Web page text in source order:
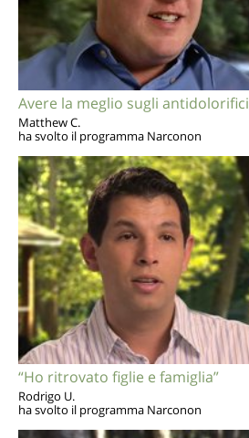
Avere la meglio sugli antidolorifici
Matthew C.
ha svolto il programma Narconon
“Ho ritrovato figlie e famiglia”
Rodrigo U.
ha svolto il programma Narconon